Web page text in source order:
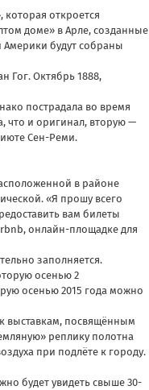
которая откроется
доме» в Арле, созданные
Америки будут собраны
Гог. Октябрь 1888,
пострадала во время
что и оригинал, вторую —
Сен-Реми.
в районе
«Я прошу всего
вам билеты
, онлайн-площадке для
заполняется.
осенью 2015 года можно
выставкам, посвящённым
реплику полотна
при подлёте к городу.
будет увидеть свыше 30-